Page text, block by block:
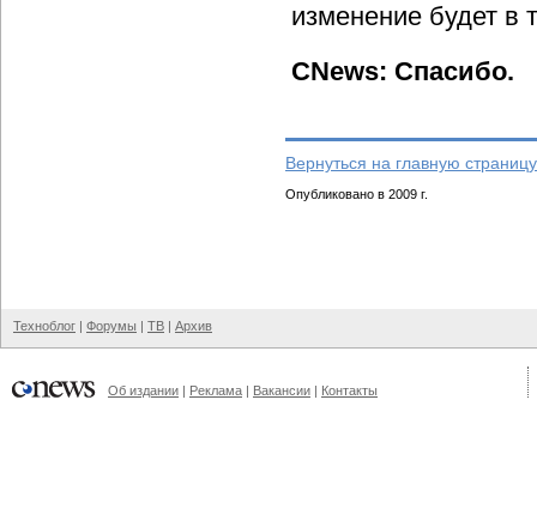
изменение будет в
CNews: Спасибо.
Вернуться на главную
Опубликовано в 2009 г.
Техноблог | Форумы | ТВ | Архив
Об издании | Реклама | Вакансии | Контакты